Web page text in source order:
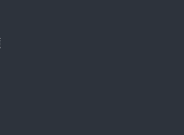
港铁葵芳站 D 出口）